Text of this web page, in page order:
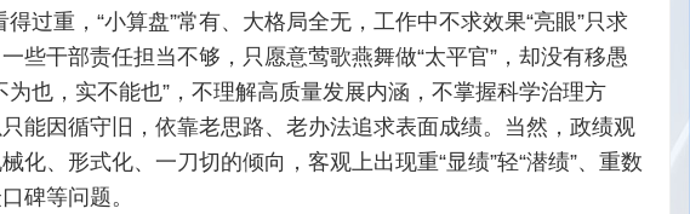
过重，“小算盘”常有、大格局全无，工作中不求效果“亮眼”只求
些干部责任担当不够，只愿意莺歌燕舞做“太平官”，却没有移愚
也，实不能也”，不理解高质量发展内涵，不掌握科学治理方
能因循守旧，依靠老思路、老办法追求表面成绩。当然，政绩观
化、形式化、一刀切的倾向，客观上出现重“显绩”轻“潜绩”、重数
碑等问题。